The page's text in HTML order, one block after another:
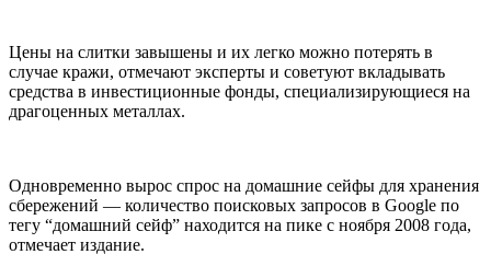
Цены на слитки завышены и их легко можно потерять в
случае кражи, отмечают эксперты и советуют вкладывать
средства в инвестиционные фонды, специализирующиеся на
драгоценных металлах.
Одновременно вырос спрос на домашние сейфы для хранения
сбережений — количество поисковых запросов в Google по
тегу “домашний сейф” находится на пике с ноября 2008 года,
отмечает издание.